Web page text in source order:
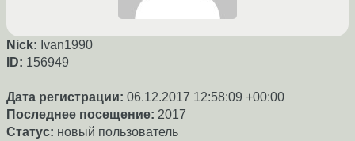
Nick: Ivan1990
ID: 156949
Дата регистрации: 06.12.2017 12:58:09 +00:00
Последнее посещение: 2017
Статус: новый пользователь